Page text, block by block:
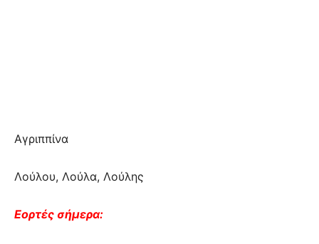
Αγριππίνα
Λούλου, Λούλα, Λούλης
Εορτές σήμερα: